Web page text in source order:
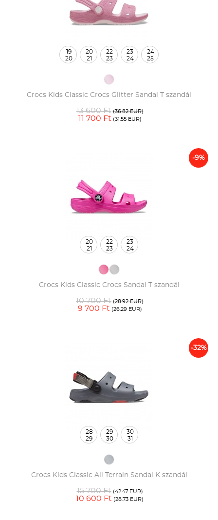
Crocs Kids Classic Crocs Glitter Sandal T szandál
13 600 Ft (36.82 EUR)
11 700 Ft (31.55 EUR)
19
20
20
21
22
23
23
24
24
25
-9%
Crocs Kids Classic Crocs Sandal T szandál
10 700 Ft (28.92 EUR)
9 700 Ft (26.29 EUR)
20
21
22
23
23
24
-32%
Crocs Kids Classic All Terrain Sandal K szandál
15 700 Ft (42.47 EUR)
10 600 Ft (28.73 EUR)
28
29
29
30
30
31